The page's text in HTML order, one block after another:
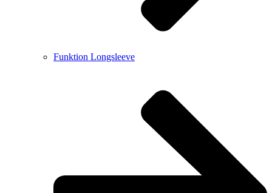
Funktion Longsleeve